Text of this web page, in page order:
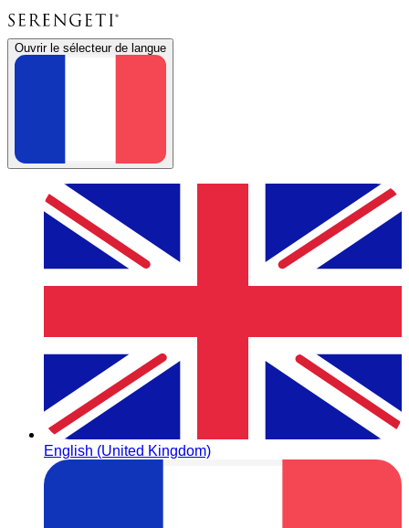
Ouvrir le sélecteur de langue
English (United Kingdom)